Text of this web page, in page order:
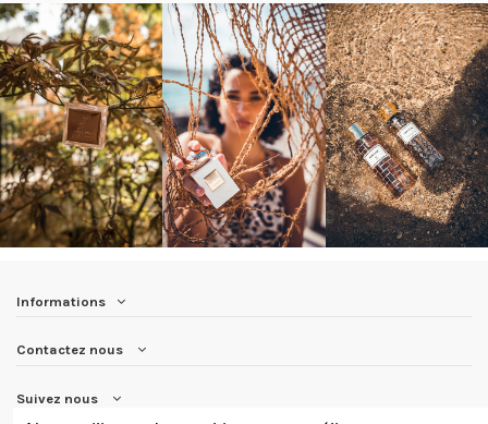
Informations
Contactez nous
Suivez nous